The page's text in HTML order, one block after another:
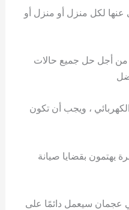
عنها لكل منزل أو منزل أو
من أجل حل جميع حالات
الكهربائي ، ويجب أن تكون
يهتمون بقضايا صيانة
عجمان سيعمل دائمًا على